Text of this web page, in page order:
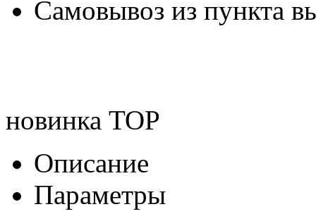
Самовывоз из пункта
новинка TOP
Описание
Параметры